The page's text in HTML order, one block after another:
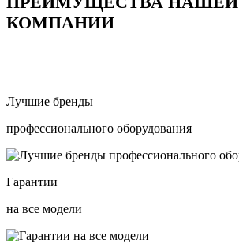
КОМПАНИИ
Лучшие бренды
профессионального оборудования
Гарантии
на все модели